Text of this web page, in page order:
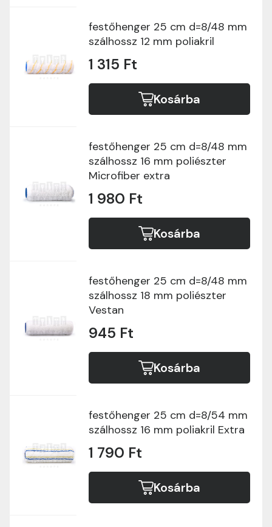
festőhenger 25 cm d=8/48 mm
szálhossz 12 mm poliakril
1 315 Ft
Kosárba
festőhenger 25 cm d=8/48 mm
szálhossz 16 mm poliészter
Microfiber extra
1 980 Ft
Kosárba
festőhenger 25 cm d=8/48 mm
szálhossz 18 mm poliészter
Vestan
945 Ft
Kosárba
festőhenger 25 cm d=8/54 mm
szálhossz 16 mm poliakril Extra
1 790 Ft
Kosárba